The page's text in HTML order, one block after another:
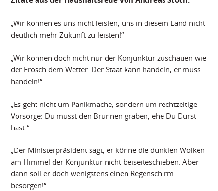
„Wir können es uns nicht leisten, uns in diesem Land nicht
deutlich mehr Zukunft zu leisten!“
„Wir können doch nicht nur der Konjunktur zuschauen wie
der Frosch dem Wetter. Der Staat kann handeln, er muss
handeln!“
„Es geht nicht um Panikmache, sondern um rechtzeitige
Vorsorge: Du musst den Brunnen graben, ehe Du Durst
hast.“
„Der Ministerpräsident sagt, er könne die dunklen Wolken
am Himmel der Konjunktur nicht beiseiteschieben. Aber
dann soll er doch wenigstens einen Regenschirm
besorgen!“